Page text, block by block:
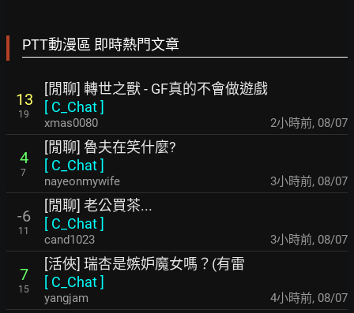
PTT動漫區 即時熱門文章
13
19
[閒聊] 轉世之獸 - GF真的不會做遊戲
[ C_Chat]
xmas0080 2小時前, 08/07
4
7
[閒聊] 魯夫在笑什麼?
[ C_Chat]
nayeonmywife 3小時前, 08/07
-6
11
[閒聊] 老公買茶...
[ C_Chat]
cand1023 3小時前, 08/07
7
15
[活俠] 瑞杏是嫉妒魔女嗎？(有雷
[ C_Chat]
yangjam 4小時前, 08/07